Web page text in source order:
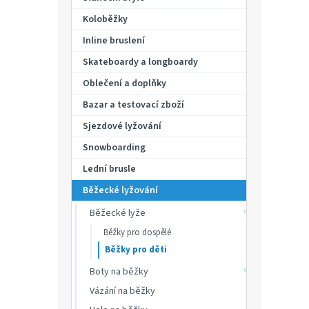
Koloběžky
Inline bruslení
Skateboardy a longboardy
Oblečení a doplňky
Bazar a testovací zboží
Sjezdové lyžování
Snowboarding
Lední brusle
Běžecké lyžování
Běžecké lyže
Běžky pro dospělé
Běžky pro děti
Boty na běžky
Vázání na běžky